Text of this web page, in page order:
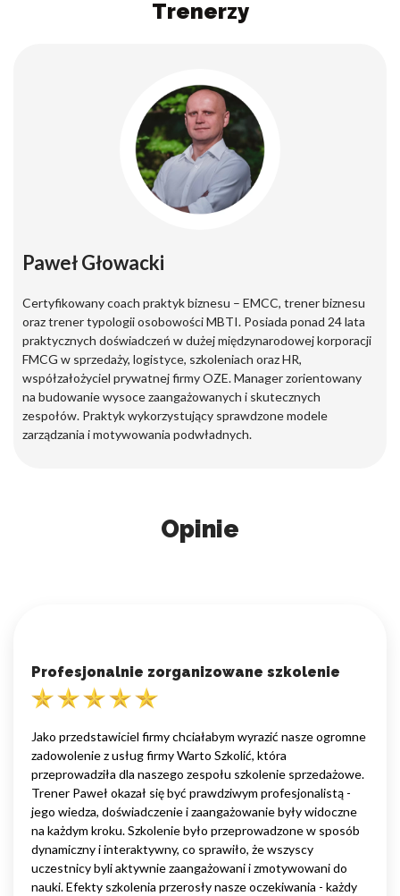
Trenerzy
Paweł Głowacki
Certyfikowany coach praktyk biznesu – EMCC, trener biznesu
oraz trener typologii osobowości MBTI. Posiada ponad 24 lata
praktycznych doświadczeń w dużej międzynarodowej korporacji
FMCG w sprzedaży, logistyce, szkoleniach oraz HR,
współzałożyciel prywatnej firmy OZE. Manager zorientowany
na budowanie wysoce zaangażowanych i skutecznych
zespołów. Praktyk wykorzystujący sprawdzone modele
zarządzania i motywowania podwładnych.
Opinie
Profesjonalnie zorganizowane szkolenie
Jako przedstawiciel firmy chciałabym wyrazić nasze ogromne
zadowolenie z usług firmy Warto Szkolić, która
przeprowadziła dla naszego zespołu szkolenie sprzedażowe.
Trener Paweł okazał się być prawdziwym profesjonalistą -
jego wiedza, doświadczenie i zaangażowanie były widoczne
na każdym kroku. Szkolenie było przeprowadzone w sposób
dynamiczny i interaktywny, co sprawiło, że wszyscy
uczestnicy byli aktywnie zaangażowani i zmotywowani do
nauki. Efekty szkolenia przerosły nasze oczekiwania - każdy